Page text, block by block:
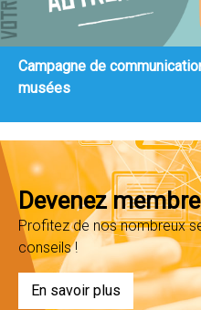
Campagne de
musées
Devenez
Profitez de nos nombreux
conseils !
En savoir plus